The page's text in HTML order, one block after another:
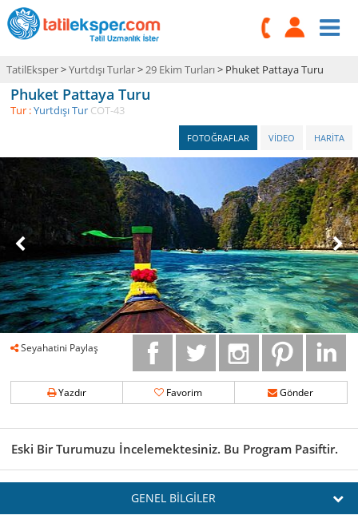
TatilEksper>Yurtdışı Turlar>29 Ekim Turları> Phuket Pattaya Turu
Phuket Pattaya Turu
Tur :Yurtdışı Tur COT-43
HARİTA
VİDEO
FOTOĞRAFLAR
Seyahatini Paylaş
Yazdır Favorim Gönder
Eski Bir Turumuzu İncelemektesiniz. Bu Program Pasiftir.
GENEL BİLGİLER